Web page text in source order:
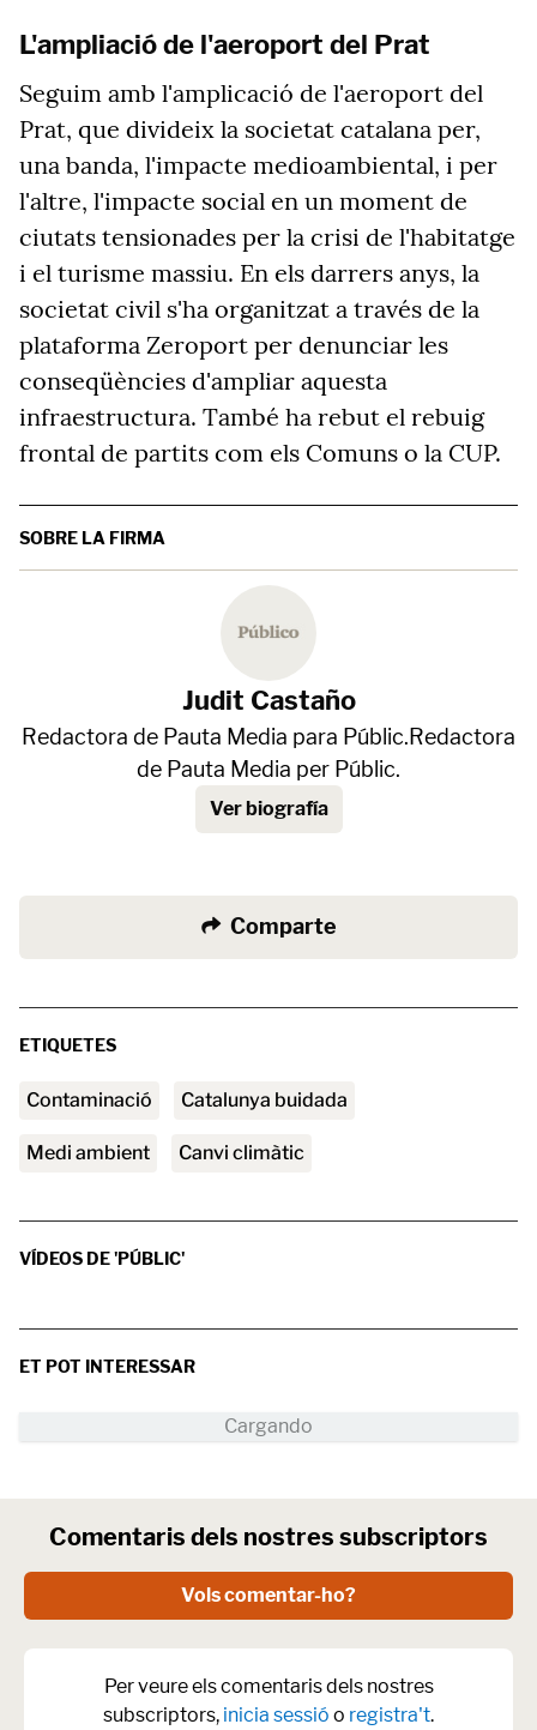
L'ampliació de l'aeroport del Prat
Seguim amb l'amplicació de l'aeroport del
Prat, que divideix la societat catalana per,
una banda, l'impacte medioambiental, i per
l'altre, l'impacte social en un moment de
ciutats tensionades per la crisi de l'habitatge
i el turisme massiu. En els darrers anys, la
societat civil s'ha organitzat a través de la
plataforma Zeroport per denunciar les
conseqüències d'ampliar aquesta
infraestructura. També ha rebut el rebuig
frontal de partits com els Comuns o la CUP.
SOBRE LA FIRMA
Judit Castaño
Redactora de Pauta Media para Públic.Redactora
de Pauta Media per Públic.
Ver biografía
Comparte
ETIQUETES
contaminació Catalunya buidada
medi ambient canvi climàtic
VÍDEOS DE 'PÚBLIC'
ET POT INTERESSAR
Comentaris dels nostres subscriptors
Vols comentar-ho?
Per veure els comentaris dels nostres
subscriptors, inicia sessió o registra't.